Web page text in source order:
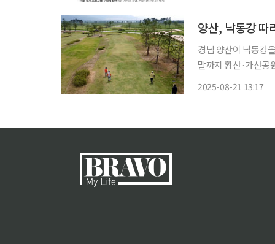
양산, 낙동강 따
경남 양산이 낙동강
말까지 황산·가산공
2025-08-21 13:17